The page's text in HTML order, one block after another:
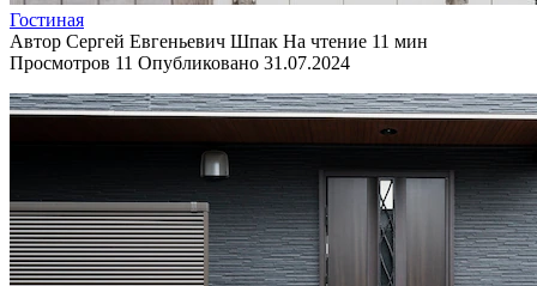
Гостиная
Автор Сергей Евгеньевич Шпак На чтение 11 мин
Просмотров 11 Опубликовано 31.07.2024